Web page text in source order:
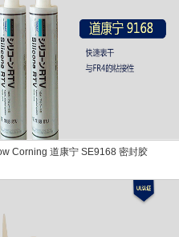
Corning 道康宁 SE9168 密封胶